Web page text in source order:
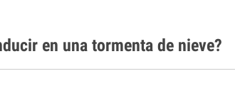
en una tormenta de nieve?